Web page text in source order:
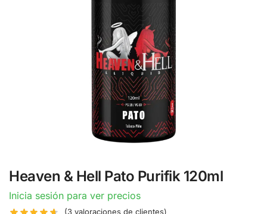
Heaven & Hell Pato Purifik 120ml
Inicia sesión para ver precios
(3 valoraciones de clientes)